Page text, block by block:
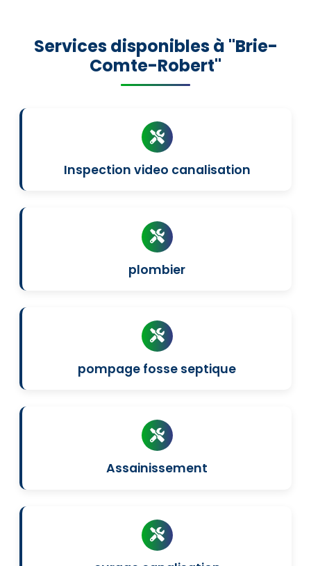
Services disponibles à "Brie-
Comte-Robert"
Inspection video canalisation
plombier
pompage fosse septique
Assainissement